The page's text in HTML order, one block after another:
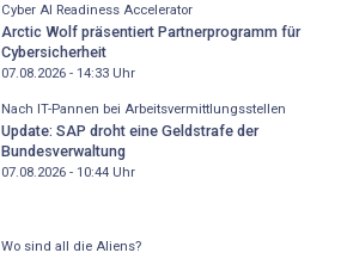
Cyber AI Readiness Accelerator
Arctic Wolf präsentiert Partnerprogramm für
Cybersicherheit
07.08.2026 - 14:33Uhr
Nach IT-Pannen bei Arbeitsvermittlungsstellen
Update: SAP droht eine Geldstrafe der
Bundesverwaltung
07.08.2026 - 10:44Uhr
Wo sind all die Aliens?